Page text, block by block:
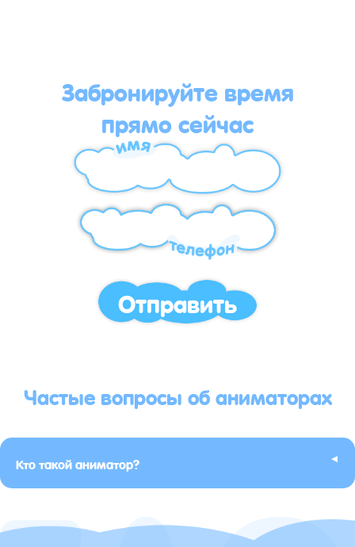
Забронируйте время
прямо сейчас
Отправить
Частые вопросы об аниматорах
Кто такой аниматор? ▸